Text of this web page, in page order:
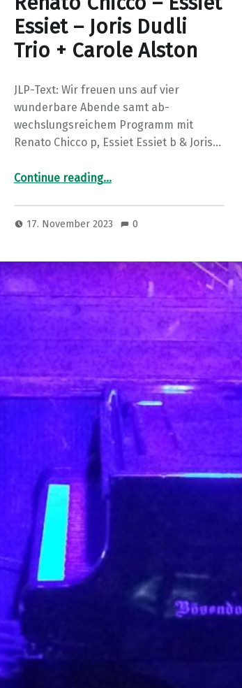
Essiet – Joris Dudli
Trio + Carole Alston
JLP-Text: Wir freuen uns auf vier
wunderbare Abende samt ab-
wechslungsreichem Programm mit
Renato Chicco p, Essiet Essiet b & Joris…
Continue reading“Renato Chicco – Essiet Essiet – Joris Dudli Trio + Carole Alston”
…
17. November 2023 0